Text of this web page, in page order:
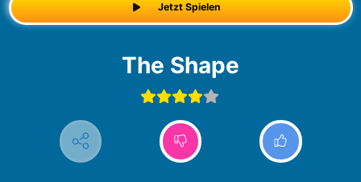
Jetzt Spielen
The Shape